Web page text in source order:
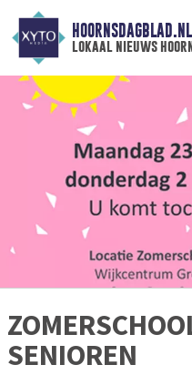
HOORNSDAGBLAD.NL
lokaal nieuws
SENIOREN